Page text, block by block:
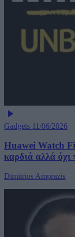
Gadgets 11/06/2026
Huawei Watch
καρδιά αλλά όχι
Dimitrios Amprazis